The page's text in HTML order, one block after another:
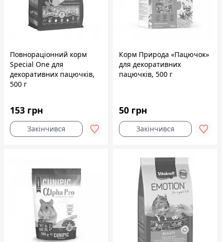
Повнораціонний корм
Speciаl One для
декоративних пацючків,
500 г
153 грн
Закінчився
Корм Природа «Пацючок»
для декоративних
пацючків, 500 г
50 грн
Закінчився